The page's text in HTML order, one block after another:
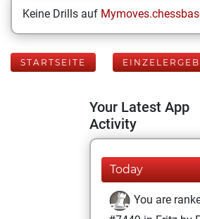
Keine Drills auf
STARTSEITE
Your Latest App
Activity
Today
You are